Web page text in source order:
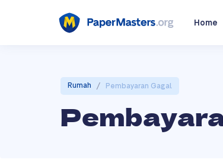
Home
Rumah / Pembayaran Gagal